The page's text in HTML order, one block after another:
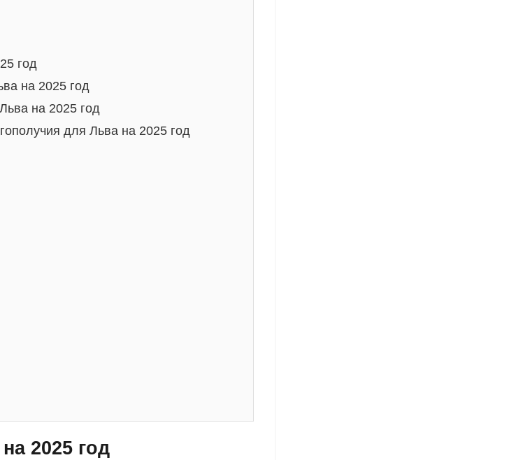
год
на 2025 год
на 2025 год
для Льва на 2025 год
2025 год